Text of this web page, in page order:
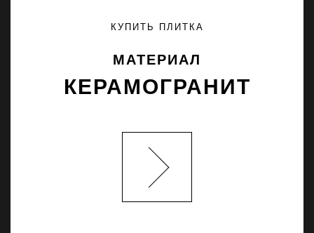
КУПИТЬ ПЛИТКА
МАТЕРИАЛ
КЕРАМОГРАНИТ